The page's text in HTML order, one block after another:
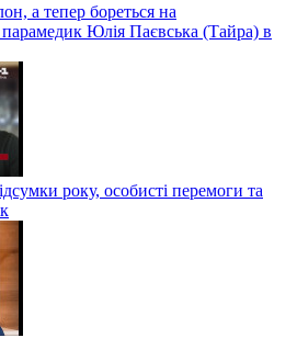
а тепер бореться на
Юлія Паєвська (Тайра) в
року, особисті перемоги та